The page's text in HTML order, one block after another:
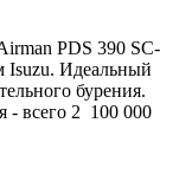
PDS 390 SC-
Isuzu. Идеальный
бурения.
- всего 2 100 000